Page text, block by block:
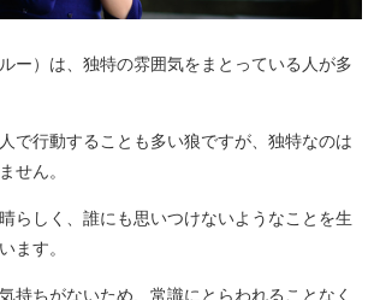
ー）は、独特の雰囲気をまとっている人が多
で行動することも多い狼ですが、独特なのは
せん。
らしく、誰にも思いつけないようなことを生
ます。
持ちがないため、常識にとらわれることなく